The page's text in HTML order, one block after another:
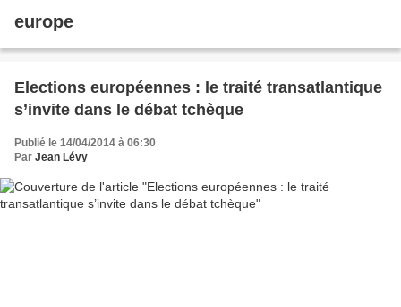
europe
Elections européennes : le traité transatlantique
s’invite dans le débat tchèque
Publié le 14/04/2014 à 06:30
Par Jean Lévy